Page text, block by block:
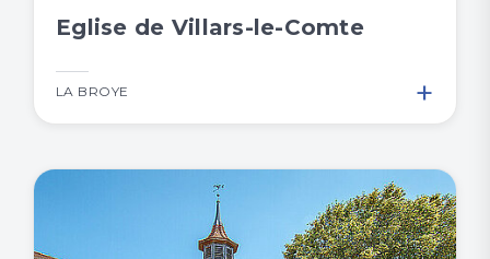
Eglise de Villars-le-Comte
LA BROYE +